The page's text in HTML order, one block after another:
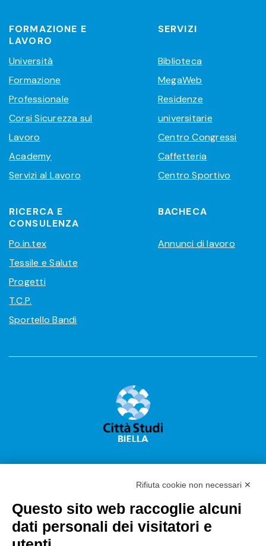
FORMAZIONE E
LAVORO
Università
Formazione
Professionale
Corsi Sicurezza sul
Lavoro
Academy
Servizi al Lavoro
SERVIZI
Biblioteca
MegaWeb
Residenze
universitarie
Centro Congressi
Caffetteria
Centro Sportivo
RICERCA E
CONSULENZA
Po.in.tex
Tessile e Salute
Progetti
T.C.P.
Sportello Bandi
BACHECA
Annunci di lavoro
Città Studi S.p.A.
Sede Legale Corso G. Pella, 2 – 13900 Biella Italy –
Rifiuta cookie non necessari ✕
Questo sito web raccoglie alcuni
dati personali dei visitatori e